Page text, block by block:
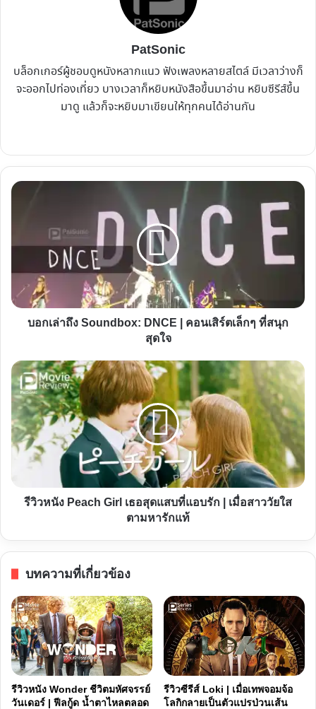
PatSonic
บล็อกเกอร์ผู้ชอบดูหนังหลากแนว ฟังเพลงหลายสไตล์ มีเวลาว่างก็
จะออกไปท่องเที่ยว บางเวลาก็หยิบหนังสือขึ้นมาอ่าน หยิบซีรีส์ขึ้น
มาดู แล้วก็จะหยิบมาเขียนให้ทุกคนได้อ่านกัน
บอก
Soundbox:
|
คอน
เสิร์ต
เล็กๆ
สนุก
สุดใจ
บอกเล่าถึง Soundbox: DNCE | คอนเสิร์ตเล็กๆ ที่สนุก
สุดใจ
รีวิว
หนัง
Peach
Girl
เธอ
สุด
แอบ
|
สาว
วัย
ใส
ตาม
หา
รัก
แท้
รีวิวหนัง Peach Girl เธอสุดแสบที่แอบรัก | เมื่อสาววัยใส
ตามหารักแท้
บทความที่เกี่ยวข้อง
รีวิวหนัง Wonder ชีวิตมหัศจรรย์
วันเดอร์ | ฟีลกู้ด น้ำตาไหลตลอด
รีวิวซีรีส์ Loki | เมื่อเทพจอมจ้อ
โลกิกลายเป็นตัวแปรป่วนเส้น